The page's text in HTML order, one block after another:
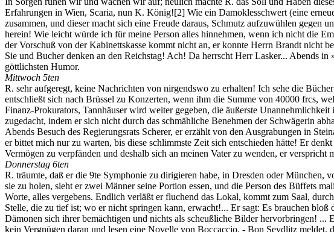
Erfahrungen in Wien, Scaria, nun K. König![2] Wie ein Damoklesschwert (eine
zusammen, und dieser macht sich eine Freude daraus, Schmutz aufzuwühlen
herein! Wie leicht würde ich für meine Person alles hinnehmen, wenn ich nicht die
der Vorschuß von der Kabinettskasse kommt nicht an, er konnte Herrn Brandt nicht
Sie und Bucher denken an den Reichstag! Ach! Da herrscht Herr Lasker... Abends
göttlichsten Humor.
Mittwoch 5ten
R. sehr aufgeregt, keine Nachrichten von nirgendswo zu erhalten! Ich sehe die
entschließt sich nach Brüssel zu Konzerten, wenn ihm die Summe von 40000 frcs,
Finanz-Prokurators, Tannhäuser wird weiter gegeben, die äußerste
zugedacht, indem er sich nicht durch das schmähliche Benehmen der Schwägerin
Abends Besuch des Regierungsrats Scherer, er erzählt von den Ausgrabungen in
er bittet mich nur zu warten, bis diese schlimmste Zeit sich entschieden hätte! Er
Vermögen zu verpfänden und deshalb sich an meinen Vater zu wenden, er verspricht
Donnerstag 6ten
R. träumte, daß er die 9te Symphonie zu dirigieren habe, in Dresden oder München,
sie zu holen, sieht er zwei Männer seine Portion essen, und die Person des Büffets
Worte, alles vergebens. Endlich verläßt er fluchend das Lokal, kommt zum Saal,
Stelle, die zu tief ist; wo er nicht springen kann, erwacht!... Er sagt: Es brauchen
Dämonen sich ihrer bemächtigen und nichts als scheußliche Bilder hervorbringen!
kein Vergnügen daran und lesen eine Novelle von Boccaccio. - Bon Seydlitz